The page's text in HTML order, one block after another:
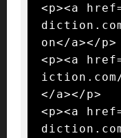
<p><a
on</a></p>
<p><a
</a></p>
<p><a